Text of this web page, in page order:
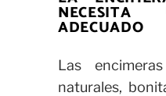
NECESITA
ADECUADO
Las
naturales,